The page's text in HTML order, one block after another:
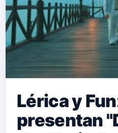
Lérica y
presentan